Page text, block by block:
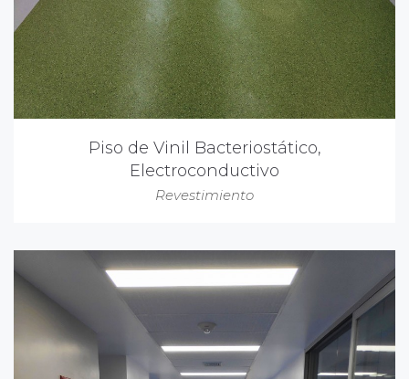
Piso de Vinil Bacteriostático,
Electroconductivo
Revestimiento